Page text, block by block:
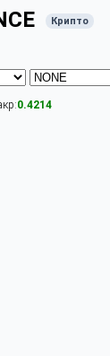
Крипто
0.4214